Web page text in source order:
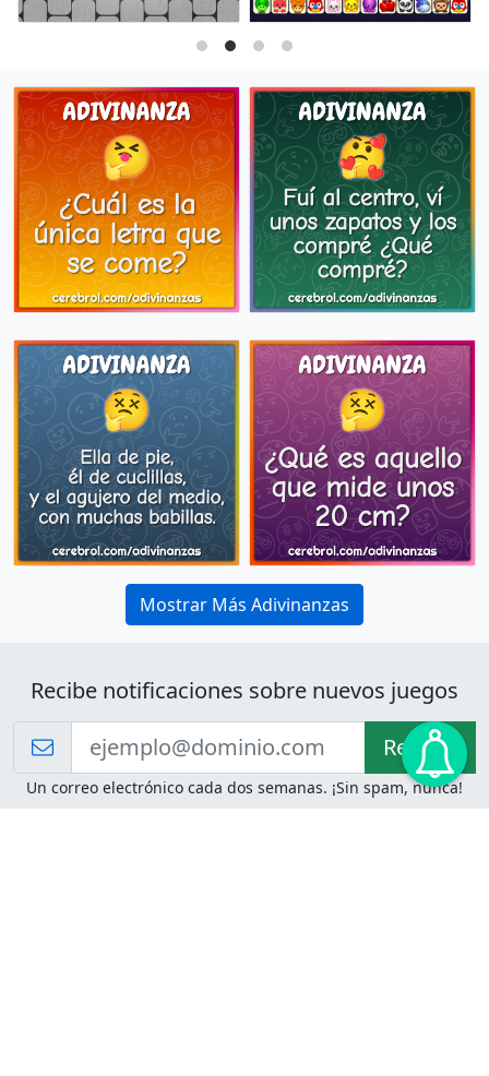
Mostrar Más Adivinanzas
Recibe notificaciones sobre nuevos juegos
Recibir!
Un correo electrónico cada dos semanas. ¡Sin spam, nunca!